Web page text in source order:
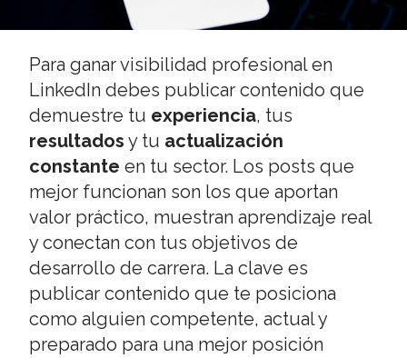
Para ganar visibilidad profesional en
LinkedIn debes publicar contenido que
demuestre tu experiencia, tus
resultados y tu actualización
constante en tu sector. Los posts que
mejor funcionan son los que aportan
valor práctico, muestran aprendizaje real
y conectan con tus objetivos de
desarrollo de carrera. La clave es
publicar contenido que te posiciona
como alguien competente, actual y
preparado para una mejor posición